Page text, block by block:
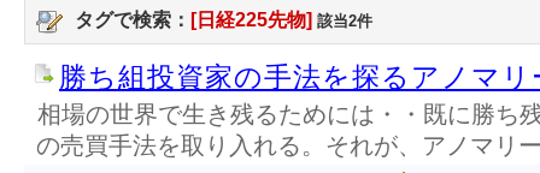
タグで検索： [日経225先物] 該当2件
勝ち組投資家の手法を探るアノマ
相場の世界で生き残るためには・・既に勝ち
の売買手法を取り入れる。それが、アノマリ